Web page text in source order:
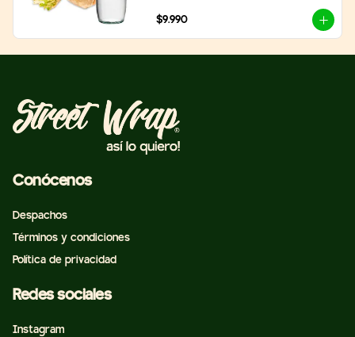
$9.990
Conócenos
Despachos
Términos y condiciones
Política de privacidad
Redes sociales
Instagram